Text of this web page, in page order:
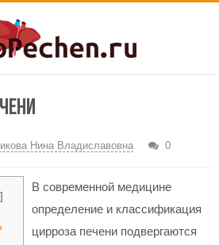
Нина Владиславовна
0
]
В современной медицине
определение и классификация
цирроза печени подвергаются